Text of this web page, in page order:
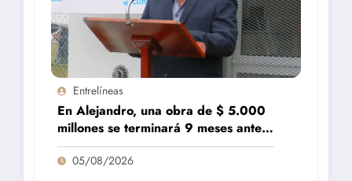
Entrelíneas
En Alejandro, una obra de $ 5.000
millones se terminará 9 meses antes
de lo previsto
05/08/2026